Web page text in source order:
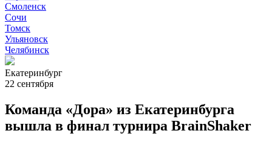
Смоленск
Сочи
Томск
Ульяновск
Челябинск
Екатеринбург
22 сентября
Команда «Дора» из Екатеринбурга
вышла в финал турнира BrainShaker